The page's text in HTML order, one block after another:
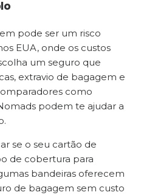
pode ser um risco
EUA, onde os custos
um seguro que
extravio de bagagem e
como
podem te ajudar a
se o seu cartão de
de cobertura para
bandeiras oferecem
de bagagem sem custo